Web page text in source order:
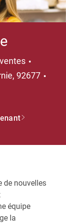
92677
de nouvelles
équipe
la